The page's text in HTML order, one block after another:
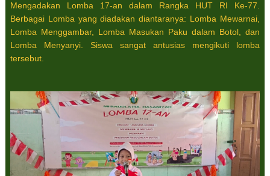
Mengadakan Lomba 17-an dalam Rangka HUT RI Ke-77.
Berbagai Lomba yang diadakan diantaranya: Lomba Mewarnai,
Lomba Menggambar, Lomba Masukan Paku dalam Botol, dan
Lomba Menyanyi. Siswa sangat antusias mengikuti lomba
tersebut.